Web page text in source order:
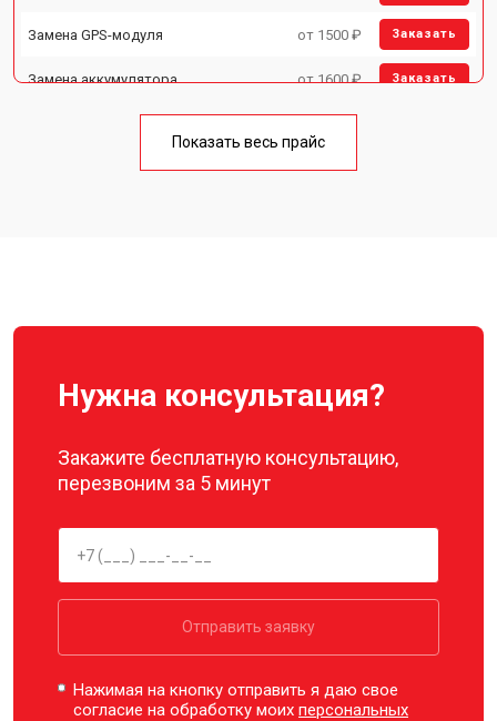
Замена GPS-модуля от 1500 ₽ Заказать
Замена аккумулятора от 1600 ₽ Заказать
от 1800 ₽
Показать весь прайс
Нужна консультация?
Закажите бесплатную консультацию,
перезвоним за 5 минут
Отправить заявку
Нажимая на кнопку отправить я даю свое
согласие на обработку моихперсональных